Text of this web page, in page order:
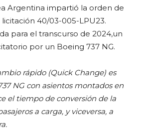
Argentina impartió la orden de
40/03-005-LPU23.
para el transcurso de 2024,un
por un Boeing 737 NG.
rápido (Quick Change) es
NG con asientos montados en
el tiempo de conversión de la
a carga, y viceversa, a